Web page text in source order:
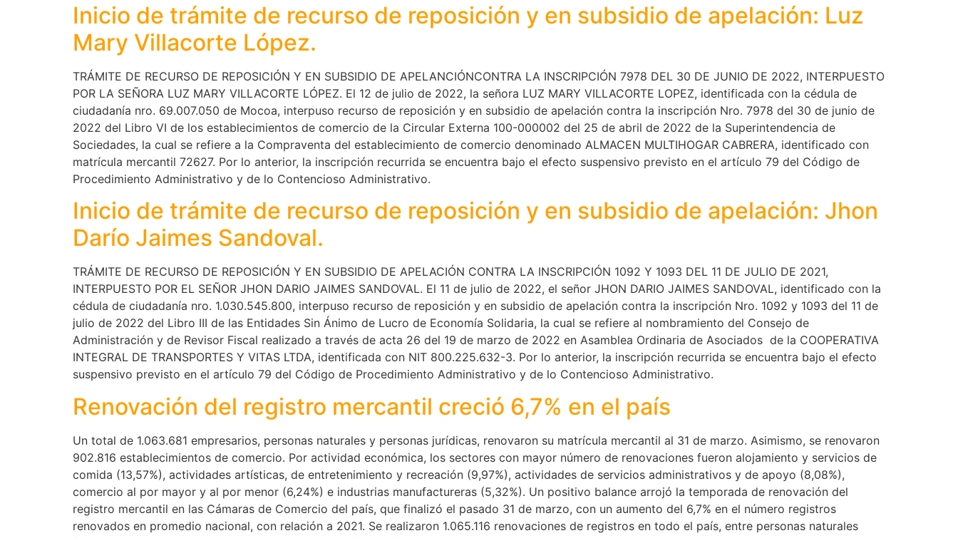
Inicio de trámite de recurso de reposición y en subsidio de apelación: Luz
Mary Villacorte López.
TRÁMITE DE RECURSO DE REPOSICIÓN Y EN SUBSIDIO DE APELANCIÓNCONTRA LA INSCRIPCIÓN 7978 DEL 30 DE JUNIO DE 2022, INTERPUESTO
POR LA SEÑORA LUZ MARY VILLACORTE LÓPEZ. El 12 de julio de 2022, la señora LUZ MARY VILLACORTE LOPEZ, identificada con la cédula de
ciudadanía nro. 69.007.050 de Mocoa, interpuso recurso de reposición y en subsidio de apelación contra la inscripción Nro. 7978 del 30 de junio de
2022 del Libro VI de los establecimientos de comercio de la Circular Externa 100-000002 del 25 de abril de 2022 de la Superintendencia de
Sociedades, la cual se refiere a la Compraventa del establecimiento de comercio denominado ALMACEN MULTIHOGAR CABRERA, identificado con
matrícula mercantil 72627. Por lo anterior, la inscripción recurrida se encuentra bajo el efecto suspensivo previsto en el artículo 79 del Código de
Procedimiento Administrativo y de lo Contencioso Administrativo.
Inicio de trámite de recurso de reposición y en subsidio de apelación: Jhon
Darío Jaimes Sandoval.
TRÁMITE DE RECURSO DE REPOSICIÓN Y EN SUBSIDIO DE APELACIÓN CONTRA LA INSCRIPCIÓN 1092 Y 1093 DEL 11 DE JULIO DE 2021,
INTERPUESTO POR EL SEÑOR JHON DARIO JAIMES SANDOVAL. El 11 de julio de 2022, el señor JHON DARIO JAIMES SANDOVAL, identificado con la
cédula de ciudadanía nro. 1.030.545.800, interpuso recurso de reposición y en subsidio de apelación contra la inscripción Nro. 1092 y 1093 del 11 de
julio de 2022 del Libro III de las Entidades Sin Ánimo de Lucro de Economía Solidaria, la cual se refiere al nombramiento del Consejo de
Administración y de Revisor Fiscal realizado a través de acta 26 del 19 de marzo de 2022 en Asamblea Ordinaria de Asociados de la COOPERATIVA
INTEGRAL DE TRANSPORTES Y VITAS LTDA, identificada con NIT 800.225.632-3. Por lo anterior, la inscripción recurrida se encuentra bajo el efecto
suspensivo previsto en el artículo 79 del Código de Procedimiento Administrativo y de lo Contencioso Administrativo.
Renovación del registro mercantil creció 6,7% en el país
Un total de 1.063.681 empresarios, personas naturales y personas jurídicas, renovaron su matrícula mercantil al 31 de marzo. Asimismo, se renovaron
902.816 establecimientos de comercio. Por actividad económica, los sectores con mayor número de renovaciones fueron alojamiento y servicios de
comida (13,57%), actividades artísticas, de entretenimiento y recreación (9,97%), actividades de servicios administrativos y de apoyo (8,08%),
comercio al por mayor y al por menor (6,24%) e industrias manufactureras (5,32%). Un positivo balance arrojó la temporada de renovación del
registro mercantil en las Cámaras de Comercio del país, que finalizó el pasado 31 de marzo, con un aumento del 6,7% en el número registros
renovados en promedio nacional, con relación a 2021. Se realizaron 1.065.116 renovaciones de registros en todo el país, entre personas naturales